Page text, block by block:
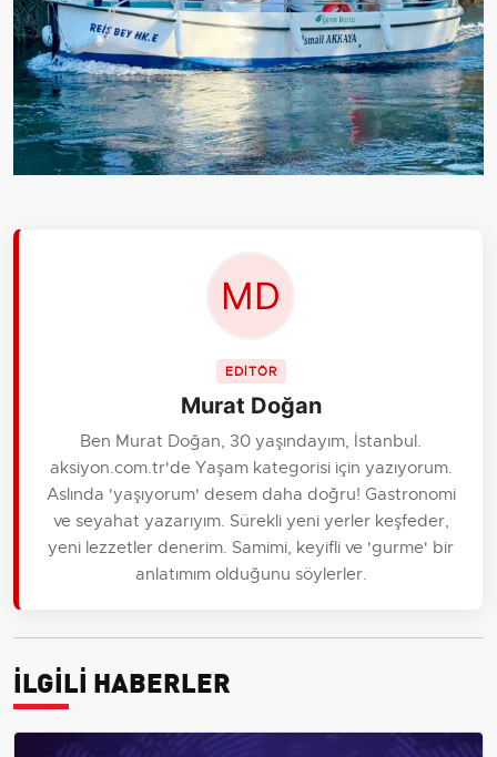
EDİTÖR
Murat Doğan
Ben Murat Doğan, 30 yaşındayım, İstanbul.
aksiyon.com.tr'de Yaşam kategorisi için yazıyorum.
Aslında 'yaşıyorum' desem daha doğru! Gastronomi
ve seyahat yazarıyım. Sürekli yeni yerler keşfeder,
yeni lezzetler denerim. Samimi, keyifli ve 'gurme' bir
anlatımım olduğunu söylerler.
İLGİLİ HABERLER